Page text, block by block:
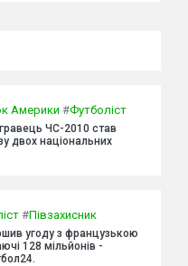
Америки #Футболіст
ЧС-2010 став
двох національних
#Півзахисник
угоду з французькою
128 мільйонів -